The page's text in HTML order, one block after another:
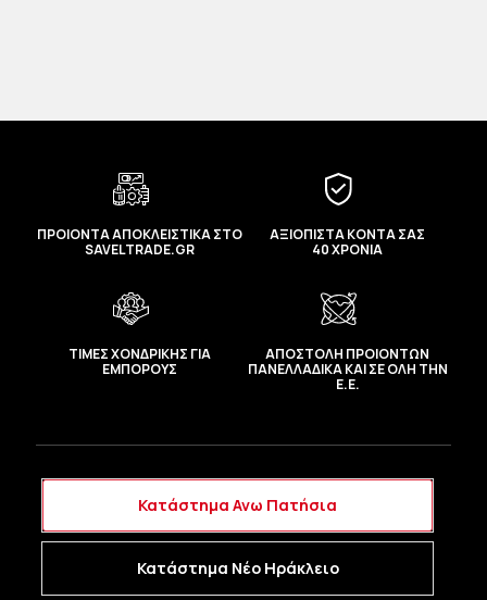
ΠΡΟΙΟΝΤΑ ΑΠΟΚΛΕΙΣΤΙΚΑ ΣΤΟ
SAVELTRADE.GR
ΑΞΙΟΠΙΣΤΑ ΚΟΝΤΑ ΣΑΣ
40 ΧΡΟΝΙΑ
ΤΙΜΕΣ ΧΟΝΔΡΙΚΗΣ ΓΙΑ
ΕΜΠΟΡΟΥΣ
ΑΠΟΣΤΟΛΗ ΠΡΟΙΟΝΤΩΝ
ΠΑΝΕΛΛΑΔΙΚΑ ΚΑΙ ΣΕ ΟΛΗ ΤΗΝ
Ε.Ε.
Κατάστημα Ανω Πατήσια
Κατάστημα Νέο Ηράκλειο